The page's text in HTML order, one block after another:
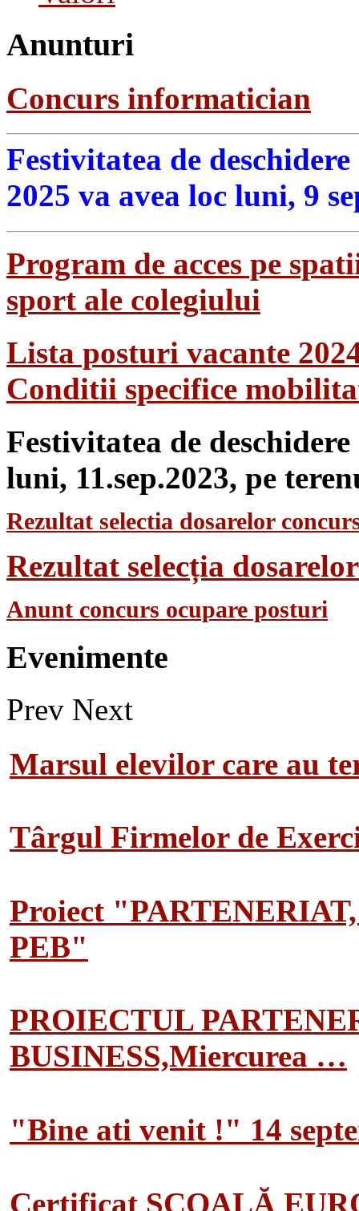
Anunturi
Concurs informatician
Festivitatea de
2025 va avea loc luni, 9
Program de acces pe
sport ale colegiului
Lista posturi vacante
Conditii specifice
Festivitatea de
luni, 11.sep.2023, pe
Rezultat selectia dosarelor
Rezultat selecția
Anunt concurs ocupare posturi
Evenimente
Prev Next
Marsul elevilor care au
Târgul Firmelor de
Proiect
PEB"
PROIECTUL
BUSINESS,Miercurea …
"Bine ati venit !" 14
Certificat ȘCOALĂ